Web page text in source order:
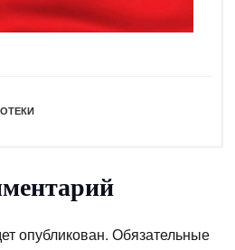
опубликован. Обязательные